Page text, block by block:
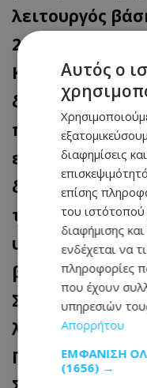
λειτουργός
2017.
Κοινωνικής
δύο διακριτά
προληπτικής
διαχωρισμό
τον
υποστηρίχθηκε
βίας που
Σεπτεμβρίου
λειτουργοί του
Γραφείου
Αυτός ο
διαφημίσεις
επίσης
του
διαφήμισης
ενδέχεται να
πληροφορίες
που έχουν
υπηρεσιών
Απορρήτου
ΕΜΦΆΝΙΣΗ
(1656) →